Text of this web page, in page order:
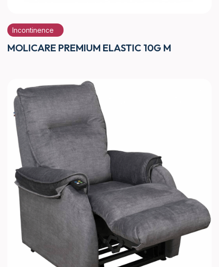
Incontinence
MOLICARE PREMIUM ELASTIC 10G M